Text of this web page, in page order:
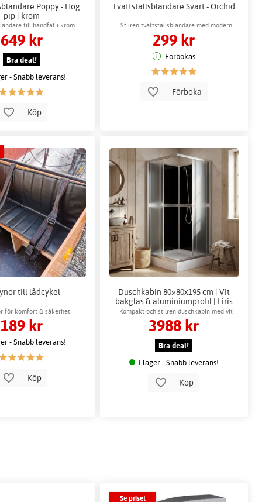
Poppy - Hög
pip | krom
till handfat i krom
649 kr
Bra deal!
- Snabb leverans!
Köp
Tvättställsblandare Svart - Orchid
Stilren tvättställsblandare med modern
design
299 kr
Förbokas
Förboka
till lådcykel
för komfort & säkerhet
189 kr
- Snabb leverans!
Köp
Duschkabin 80×80x195 cm | Vit
bakglas & aluminiumprofil | Liris
Kompakt och stilren duschkabin med vit
bakvägg och kromade detaljer
3988 kr
Bra deal!
I lager - Snabb leverans!
Köp
Se priset